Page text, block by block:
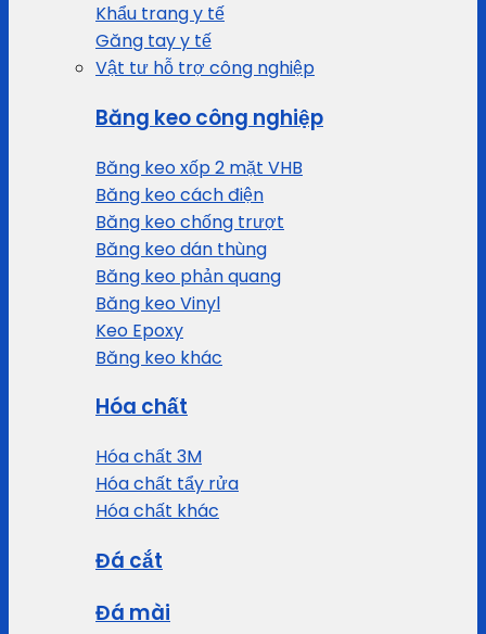
Khẩu trang y tế
Găng tay y tế
Vật tư hỗ trợ công nghiệp
Băng keo công nghiệp
Băng keo xốp 2 mặt VHB
Băng keo cách điện
Băng keo chống trượt
Băng keo dán thùng
Băng keo phản quang
Băng keo Vinyl
Keo Epoxy
Băng keo khác
Hóa chất
Hóa chất 3M
Hóa chất tẩy rửa
Hóa chất khác
Đá cắt
Đá mài